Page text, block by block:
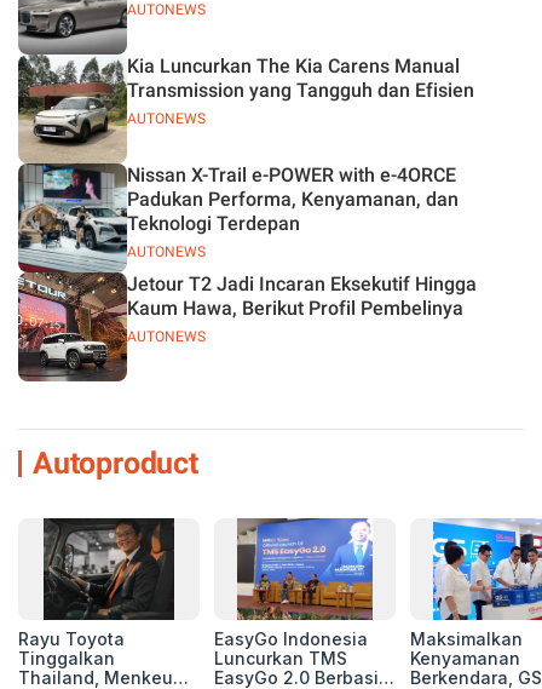
AUTONEWS
AUTONEWS
Kia Luncurkan The Kia Carens Manual
Transmission yang Tangguh dan Efisien
AUTONEWS
Nissan X-Trail e-POWER with e-4ORCE
Padukan Performa, Kenyamanan, dan
Teknologi Terdepan
AUTONEWS
Jetour T2 Jadi Incaran Eksekutif Hingga
Kaum Hawa, Berikut Profil Pembelinya
Autoproduct
Rayu Toyota
Tinggalkan
Thailand, Menkeu
EasyGo Indonesia
Luncurkan TMS
EasyGo 2.0 Berbasis
Maksimalkan
Kenyamanan
Berkendara,